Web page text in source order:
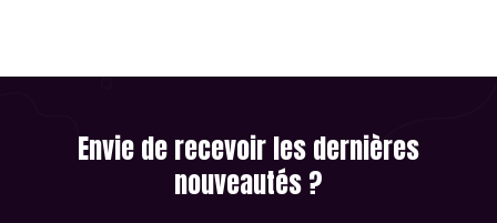
Envie de recevoir les dernières
nouveautés ?